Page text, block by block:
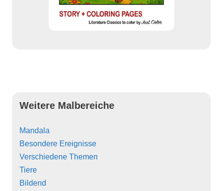
Weitere Malbereiche
Mandala
Besondere Ereignisse
Verschiedene Themen
Tiere
Bildend